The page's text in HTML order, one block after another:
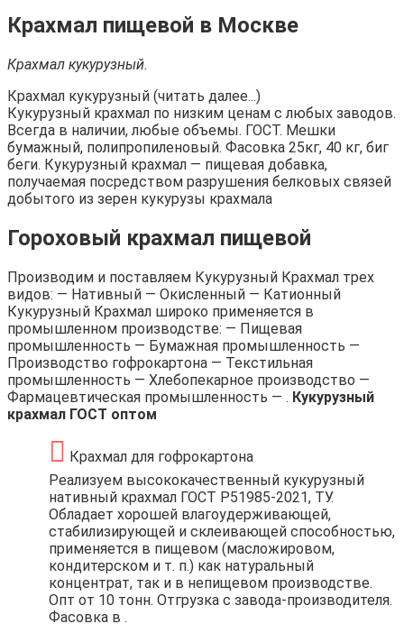
Крахмал пищевой в Москве
Крахмал кукурузный.
Крахмал кукурузный (читать далее...)
Кукурузный крахмал по низким ценам с любых заводов.
Всегда в наличии, любые объемы. ГОСТ. Мешки
бумажный, полипропиленовый. Фасовка 25кг, 40 кг, биг
беги. Кукурузный крахмал — пищевая добавка,
получаемая посредством разрушения белковых связей
добытого из зерен кукурузы крахмала
Гороховый крахмал пищевой
Производим и поставляем Кукурузный Крахмал трех
видов: — Нативный — Окисленный — Катионный
Кукурузный Крахмал широко применяется в
промышленном производстве: — Пищевая
промышленность — Бумажная промышленность —
Производство гофрокартона — Текстильная
промышленность — Хлебопекарное производство —
Фармацевтическая промышленность — . Кукурузный
крахмал ГОСТ оптом
Крахмал для гофрокартона
Реализуем высококачественный кукурузный
нативный крахмал ГОСТ Р51985-2021, ТУ.
Обладает хорошей влагоудерживающей,
стабилизирующей и склеивающей способностью,
применяется в пищевом (масложировом,
кондитерском и т. п.) как натуральный
концентрат, так и в непищевом производстве.
Опт от 10 тонн. Отгрузка с завода-производителя.
Фасовка в .